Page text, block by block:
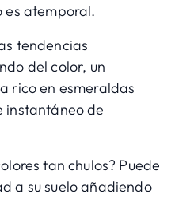
es atemporal.
tendencias
del color, un
rico en esmeraldas
instantáneo de
tan chulos? Puede
a su suelo añadiendo